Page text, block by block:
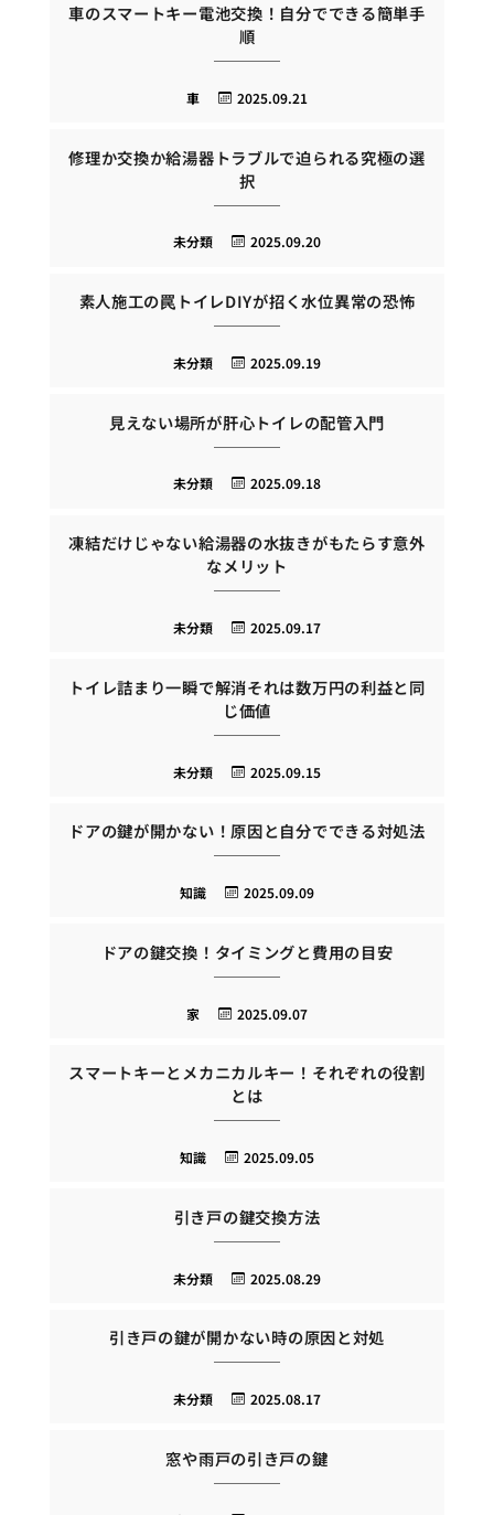
車のスマートキー電池交換！自分でできる簡単手
順
2025.09.21
車
修理か交換か給湯器トラブルで迫られる究極の選
択
2025.09.20
未分類
素人施工の罠トイレDIYが招く水位異常の恐怖
2025.09.19
未分類
見えない場所が肝心トイレの配管入門
2025.09.18
未分類
凍結だけじゃない給湯器の水抜きがもたらす意外
なメリット
2025.09.17
未分類
トイレ詰まり一瞬で解消それは数万円の利益と同
じ価値
2025.09.15
未分類
ドアの鍵が開かない！原因と自分でできる対処法
2025.09.09
知識
ドアの鍵交換！タイミングと費用の目安
2025.09.07
家
スマートキーとメカニカルキー！それぞれの役割
とは
2025.09.05
知識
引き戸の鍵交換方法
2025.08.29
未分類
引き戸の鍵が開かない時の原因と対処
2025.08.17
未分類
窓や雨戸の引き戸の鍵